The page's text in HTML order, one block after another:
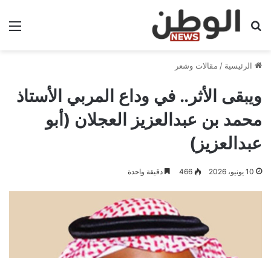
بحث عن
الرئيسية / مقالات وشعر
ويبقى الأثر.. في وداع المربي الأستاذ
محمد بن عبدالعزيز العجلان (أبو
عبدالعزيز)
10 يونيو، 2026 466 دقيقة واحدة